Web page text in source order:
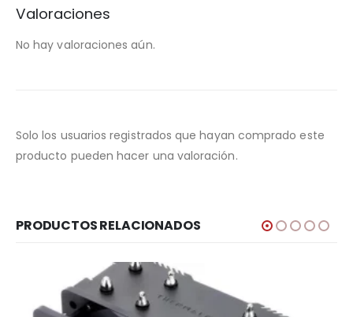
Valoraciones
No hay valoraciones aún.
Solo los usuarios registrados que hayan comprado este
producto pueden hacer una valoración.
PRODUCTOS RELACIONADOS